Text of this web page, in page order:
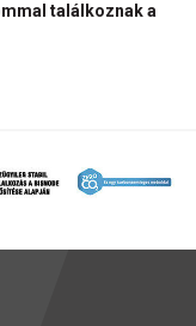
találkoznak a